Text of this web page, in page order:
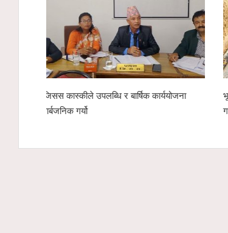
पोखरा रङ्गशालाको वृक्षारोपण अभियानलाई सहयोगः
हाम्रो इको नेक्स्ट टेक्नोलोजीद्वारा ४ सय केजी